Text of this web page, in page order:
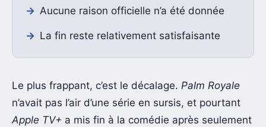
Aucune raison officielle n’a été donnée
La fin reste relativement satisfaisante
Le plus frappant, c’est le décalage. Palm Royale
n’avait pas l’air d’une série en sursis, et pourtant
Apple TV+ a mis fin à la comédie après seulement